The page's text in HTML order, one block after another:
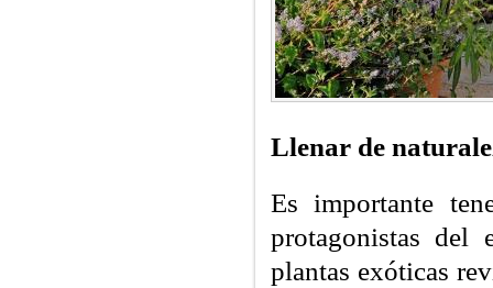
Llenar de
Es importante
protagonistas del
plantas exóticas